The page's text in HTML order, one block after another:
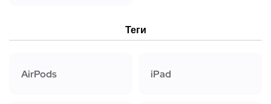
Теги
AirPods iPad